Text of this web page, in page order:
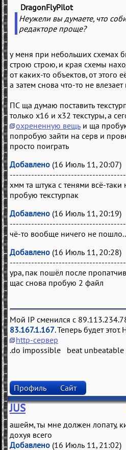
DragonFlyPilot
Неужели вы думаете, что
редакторе проще?
у меня при небольших схемах
строю строю, и края схемы
от каких-то объектов, от этого
а затем снова что-то не
ПС ща думаю поставить
только х16 и х32 текстуры, а
охрененную вещь и ща
попробую зайти на серв и
просто поиграть
Добавлено (16 Июль 11, 20:07)
хмм та штука с тенями всё-
пробую текстурпак
Добавлено (16 Июль 11, 20:19)
чё-то вообще ничего не
Добавлено (16 Июль 11, 20:28)
ура, пак пошёл после
щас снова пробую 2 файл
Мой IP сменился с
83.167.1.167. Теперь будет
http-сервер
.do impossible beat unbeatable
Профиль Сайт
JUS
ашейм, ты мне должен лопату,
дохуя всего
Добавлено (16 Июль 11, 21:02)